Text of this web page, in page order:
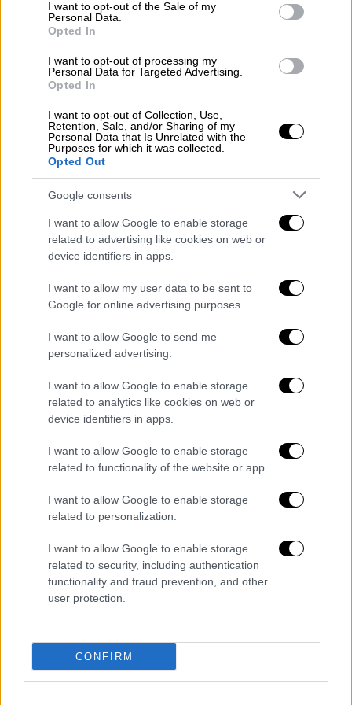
I want to opt-out of the Sale of my
Personal Data.
Opted In
I want to opt-out of processing my
Personal Data for Targeted Advertising.
Opted In
I want to opt-out of Collection, Use,
Retention, Sale, and/or Sharing of my
Personal Data that Is Unrelated with the
Purposes for which it was collected.
Opted Out
Google consents
I want to allow Google to enable storage
related to advertising like cookies on web or
device identifiers in apps.
I want to allow my user data to be sent to
Google for online advertising purposes.
I want to allow Google to send me
personalized advertising.
I want to allow Google to enable storage
related to analytics like cookies on web or
device identifiers in apps.
I want to allow Google to enable storage
related to functionality of the website or app.
I want to allow Google to enable storage
related to personalization.
I want to allow Google to enable storage
related to security, including authentication
functionality and fraud prevention, and other
user protection.
CONFIRM
Η Μία δεν αρνήθηκε να απαντήσει σε πιο
προσωπικές ερωτήσεις και εξήγησε ότι
από τις πρώτες ερωτήσεις που τους
τέθηκαν, αφορούσε στον αυνανισμό.
Αυνανισμός
«Έχουμε αυνανιστεί στο παρελθόν, αλλά
συμφωνήσαμε να μην το ξανακάνουμε επειδή
ήταν πολύ άβολο και για τις δυο μας.
Φαντάσου να νιώθεις κάποιον να αγγίζει
συνεχώς τον ώμο σου. Θα ήταν αρκετά
εκνευριστικό και περίεργο, σωστά;
είναι όταν η μία αοπό τις δύο αγγίζει τον
κόλπο μας· νιώθεις σαν κάποιος να παίζει με
θέλεις».
Οι χρήστες των social media συνέχισαν
ασταμάτητα τις ερωτήσεις για τις
σεξουαλικές τους εμπειρίες, ιδιαίτερα για
κοινής ανατομίας τους.
«Στο θέμα της διέγερσης, ναι. Η διέγερση
είναι μια πολύπλοκη ορμονική επικοινωνία
οργάνων, οπότε αν δεν είσαι εσύ αυτή που
διεγείρεται, μπορείς κάπως να καταλάβεις
ότι τα γεννητικά σου όργανα είναι
πράγματα. Μπορώ να καταλάβω πότε πεινάει
εκείνη, ακόμη κι αν εγώ δεν πεινάω, ή πότε